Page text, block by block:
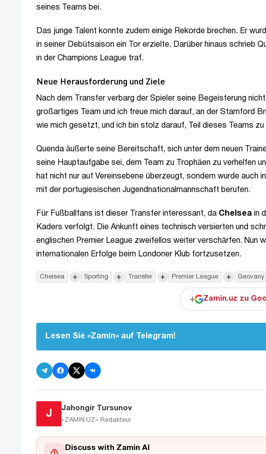
seines Teams bei.
Das junge Talent konnte zudem einige Rekorde brechen. Er
in seiner Debütsaison ein Tor erzielte. Darüber hinaus schrieb
in der Champions League traf.
Neue Herausforderung und Ziele
Nach dem Transfer verbarg der Spieler seine Begeisterung
großartiges Team und ich freue mich darauf, an der Stamford
wie mich gesetzt, und ich bin stolz darauf, Teil dieses Teams zu
Quenda äußerte seine Bereitschaft, sich unter dem neuen
seine Hauptaufgabe sei, dem Team zu Trophäen zu verhelfen
hat nicht nur auf Vereinsebene überzeugt, sondern wurde
mit der portugiesischen Jugendnationalmannschaft berufen.
Für Fußballfans ist dieser Transfer interessant, da Chelsea in
Kaders verfolgt. Die Ankunft eines technisch versierten und
englischen Premier League zweifellos weiter verschärfen. Nun
internationalen Erfolge beim Londoner Klub fortzusetzen.
Chelsea + Sporting + Transfer + Premier League +
+ Zamin.uz zu
Lesen Sie «Zamin» auf Telegram!
J
Jahongir Tursunov
«ZAMIN.UZ» Redakteur
Discuss with Zamin AI